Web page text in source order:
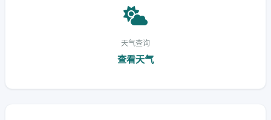
天气查询
查看天气